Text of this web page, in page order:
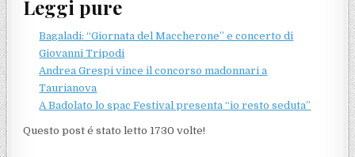
Leggi pure
Bagaladi: “Giornata del Maccherone” e concerto di
Giovanni Tripodi
Andrea Grespi vince il concorso madonnari a
Taurianova
A Badolato lo spac Festival presenta “io resto seduta”
Questo post é stato letto 1730 volte!